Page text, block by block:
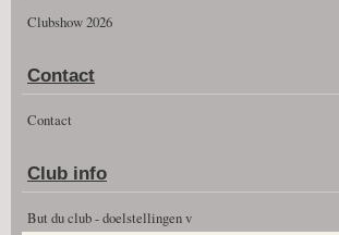
News
Clubshow 2026
Clubshow 2026
Contact
Contact
Club info
But du club - doelstellingen v